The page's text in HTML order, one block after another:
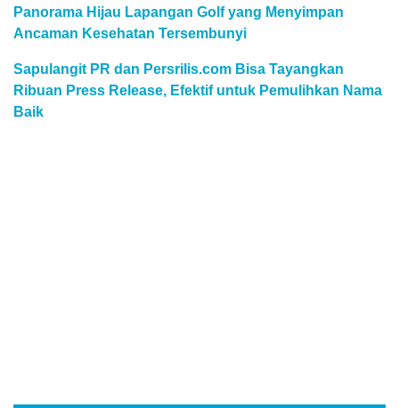
Panorama Hijau Lapangan Golf yang Menyimpan
Ancaman Kesehatan Tersembunyi
Sapulangit PR dan Persrilis.com Bisa Tayangkan
Ribuan Press Release, Efektif untuk Pemulihkan Nama
Baik